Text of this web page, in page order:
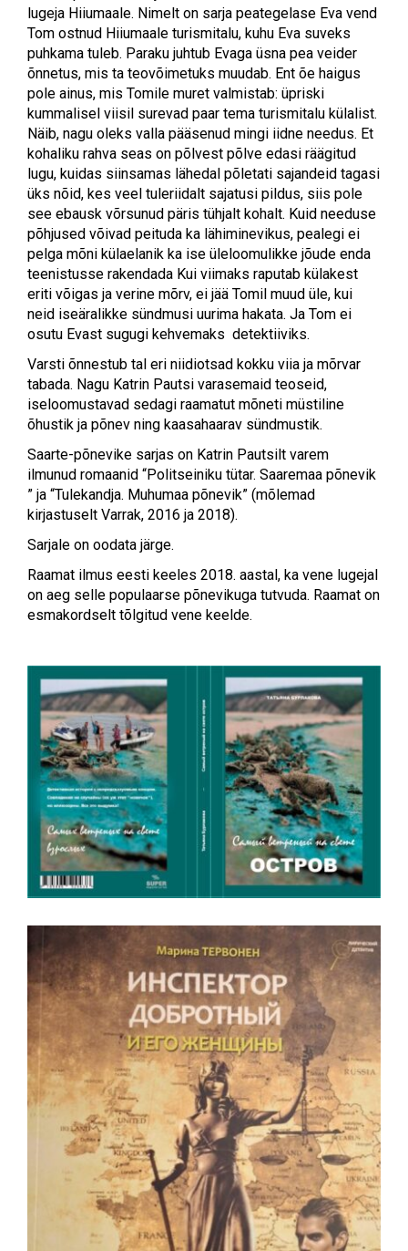
lugeja Hiiumaale. Nimelt on sarja peategelase Eva vend
Tom ostnud Hiiumaale turismitalu, kuhu Eva suveks
puhkama tuleb. Paraku juhtub Evaga üsna pea veider
õnnetus, mis ta teovõimetuks muudab. Ent õe haigus
pole ainus, mis Tomile muret valmistab: üpriski
kummalisel viisil surevad paar tema turismitalu külalist.
Näib, nagu oleks valla pääsenud mingi iidne needus. Et
kohaliku rahva seas on põlvest põlve edasi räägitud
lugu, kuidas siinsamas lähedal põletati sajandeid tagasi
üks nõid, kes veel tuleriidalt sajatusi pildus, siis pole
see ebausk võrsunud päris tühjalt kohalt. Kuid needuse
põhjused võivad peituda ka lähiminevikus, pealegi ei
pelga mõni külaelanik ka ise üleloomulikke jõude enda
teenistusse rakendada Kui viimaks raputab külakest
eriti võigas ja verine mõrv, ei jää Tomil muud üle, kui
neid iseäralikke sündmusi uurima hakata. Ja Tom ei
osutu Evast sugugi kehvemaks detektiiviks.
Varsti õnnestub tal eri niidiotsad kokku viia ja mõrvar
tabada. Nagu Katrin Pautsi varasemaid teoseid,
iseloomustavad sedagi raamatut mõneti müstiline
õhustik ja põnev ning kaasahaarav sündmustik.
Saarte-põnevike sarjas on Katrin Pautsilt varem
ilmunud romaanid “Politseiniku tütar. Saaremaa põnevik
” ja “Tulekandja. Muhumaa põnevik” (mõlemad
kirjastuselt Varrak, 2016 ja 2018).
Sarjale on oodata järge.
Raamat ilmus eesti keeles 2018. aastal, ka vene lugejal
on aeg selle populaarse põnevikuga tutvuda. Raamat on
esmakordselt tõlgitud vene keelde.